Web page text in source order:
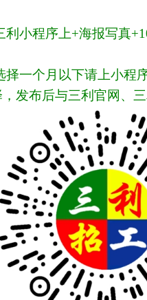
利小程序上+海报写真
择一个月以下请上小程
，发布后与三利官网、